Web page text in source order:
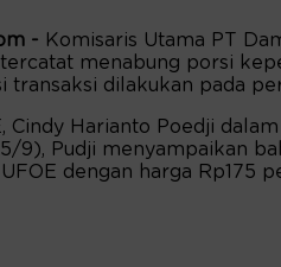
- Komisaris Utama PT
tercatat menabung porsi
transaksi dilakukan pada
Cindy Harianto Poedji
9), Pudji menyampaikan
dengan harga Rp175